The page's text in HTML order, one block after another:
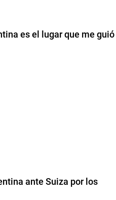
es el lugar que me guió
ante Suiza por los